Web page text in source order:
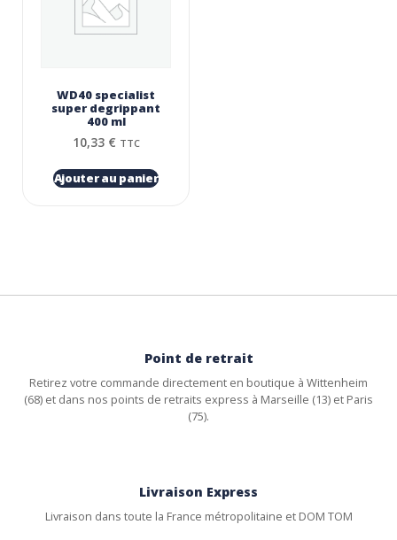
WD40 specialist
super degrippant
400 ml
10,33 € TTC
Ajouter au panier
Point de retrait
Retirez votre commande directement en boutique à Wittenheim
(68) et dans nos points de retraits express à Marseille (13) et Paris
(75).
Livraison Express
Livraison dans toute la France métropolitaine et DOM TOM